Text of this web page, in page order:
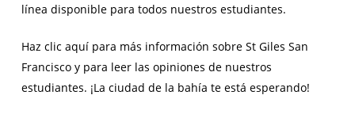
línea disponible para todos nuestros estudiantes.
Haz clic aquí para más información sobre St Giles San
Francisco y para leer las opiniones de nuestros
estudiantes. ¡La ciudad de la bahía te está esperando!